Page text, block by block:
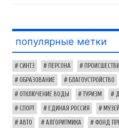
популярные метки
СИНТЗ ПЕРСОНА
ОБРАЗОВАНИЕ БЛАГОУСТРОЙСТВО
ОТКЛЮЧЕНИЕ ВОДЫ ТУРИЗМ
СПОРТ ЕДИНАЯ РОССИЯ МУЗЕЙ
АВТО АЛГОРИТМИКА ФОНД